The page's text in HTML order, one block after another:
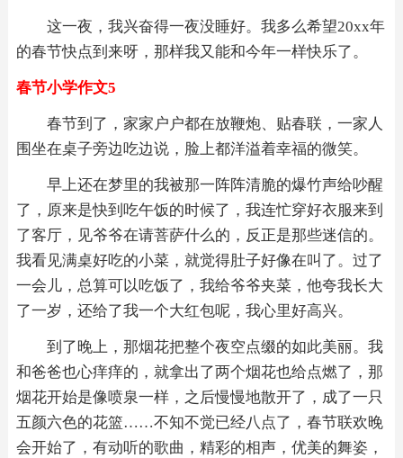
这一夜，我兴奋得一夜没睡好。我多么希望20xx年
的春节快点到来呀，那样我又能和今年一样快乐了。
春节小学作文5
春节到了，家家户户都在放鞭炮、贴春联，一家人
围坐在桌子旁边吃边说，脸上都洋溢着幸福的微笑。
早上还在梦里的我被那一阵阵清脆的爆竹声给吵醒
了，原来是快到吃午饭的时候了，我连忙穿好衣服来到
了客厅，见爷爷在请菩萨什么的，反正是那些迷信的。
我看见满桌好吃的小菜，就觉得肚子好像在叫了。过了
一会儿，总算可以吃饭了，我给爷爷夹菜，他夸我长大
了一岁，还给了我一个大红包呢，我心里好高兴。
到了晚上，那烟花把整个夜空点缀的如此美丽。我
和爸爸也心痒痒的，就拿出了两个烟花也给点燃了，那
烟花开始是像喷泉一样，之后慢慢地散开了，成了一只
五颜六色的花篮……不知不觉已经八点了，春节联欢晚
会开始了，有动听的歌曲，精彩的相声，优美的舞姿，